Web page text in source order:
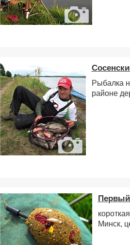
Рыбалка
районе
Минск,